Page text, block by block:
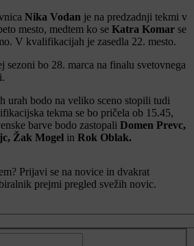
Nika Vodan je na predzadnji tekmi v
mesto, medtem ko se Katra Komar se
V kvalifikacijah je zasedla 22. mesto.
sezoni bo 28. marca na finalu svetovnega
urah bodo na veliko sceno stopili tudi
tekma se bo pričela ob 15.45,
barve bodo zastopali Domen Prevc,
Žak Mogel in Rok Oblak.
Prijavi se na novice in dvakrat
prejmi pregled svežih novic.